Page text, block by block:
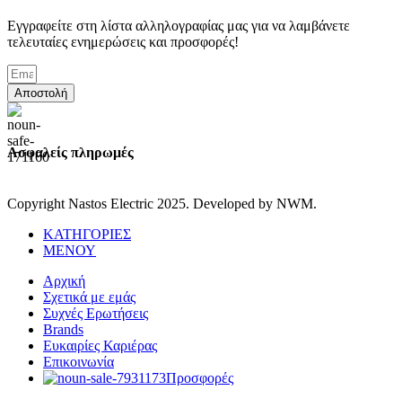
Εγγραφείτε στη λίστα αλληλογραφίας μας για να λαμβάνετε
τελευταίες ενημερώσεις και προσφορές!
Αποστολή
Ασφαλείς πληρωμές
Copyright Nastos Electric 2025. Developed by NWM.
ΚΑΤΗΓΟΡΙΕΣ
ΜΕΝΟΥ
Αρχική
Σχετικά με εμάς
Συχνές Ερωτήσεις
Brands
Ευκαιρίες Καριέρας
Επικοινωνία
Προσφορές